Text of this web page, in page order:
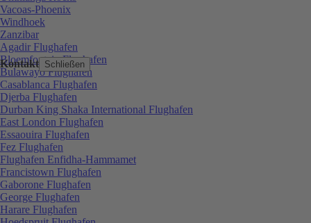
Kontakt Schließen
Vacoas-Phoenix
Windhoek
Zanzibar
Agadir Flughafen
Bloemfontein Flughafen
Bulawayo Flughafen
Casablanca Flughafen
Djerba Flughafen
Durban King Shaka International Flughafen
East London Flughafen
Essaouira Flughafen
Fez Flughafen
Flughafen Enfidha-Hammamet
Francistown Flughafen
Gaborone Flughafen
George Flughafen
Harare Flughafen